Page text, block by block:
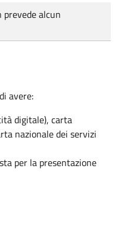
alcun
avere:
digitale), carta
nazionale dei servizi
per la presentazione